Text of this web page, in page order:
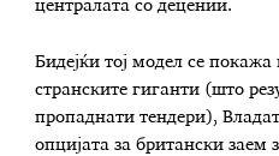
централата со децении.
Бидејќи тој модел се покажа
странските гиганти (што
пропаднати тендери),
опцијата за британски заем